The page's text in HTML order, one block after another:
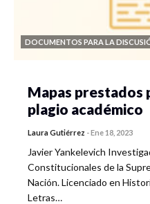
DOCUMENTOS PARA LA
Mapas prestados
plagio académico
Laura Gutiérrez -Ene 18, 2023
Javier Yankelevich
Constitucionales de la
Nación. Licenciado en
Letras…